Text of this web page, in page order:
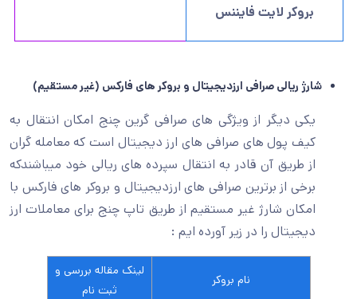
بروکر لایت فایننس
شارژ ریالی صرافی ارزدیجیتال و بروکر های فارکس (غیر مستقیم)
یکی دیگر از ویژگی های صرافی گرین چنج امکان انتقال به
کیف پول های صرافی های ارز دیجیتال است که معامله گران
از طریق آن قادر به انتقال سپرده های ریالی خود میباشندکه
برخی از برترین صرافی های ارزدیجیتال و بروکر های فارکس با
امکان شارژ غیر مستقیم از طریق تاپ چنج برای معاملات ارز
دیجیتال را در زیر آورده ایم :
نام بروکر
لینک مقاله بررسی و
ثبت نام